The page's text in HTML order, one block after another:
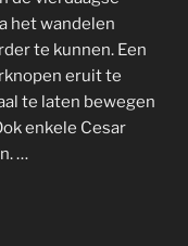
het wandelen
te kunnen. Een
eruit te
te laten bewegen
enkele Cesar
…